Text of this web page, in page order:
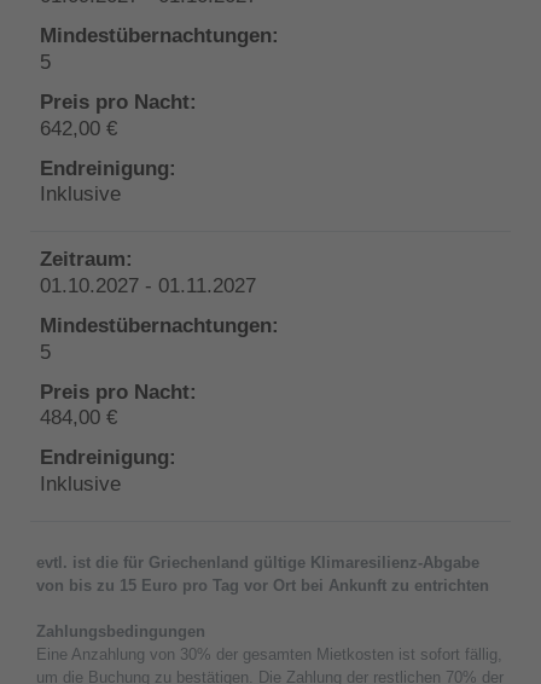
5
642,00 €
Inklusive
01.10.2027 - 01.11.2027
5
484,00 €
Inklusive
evtl. ist die für Griechenland gültige Klimaresilienz-Abgabe
von bis zu 15 Euro pro Tag vor Ort bei Ankunft zu entrichten
Zahlungsbedingungen
Eine Anzahlung von 30% der gesamten Mietkosten ist sofort fällig,
um die Buchung zu bestätigen. Die Zahlung der restlichen 70% der